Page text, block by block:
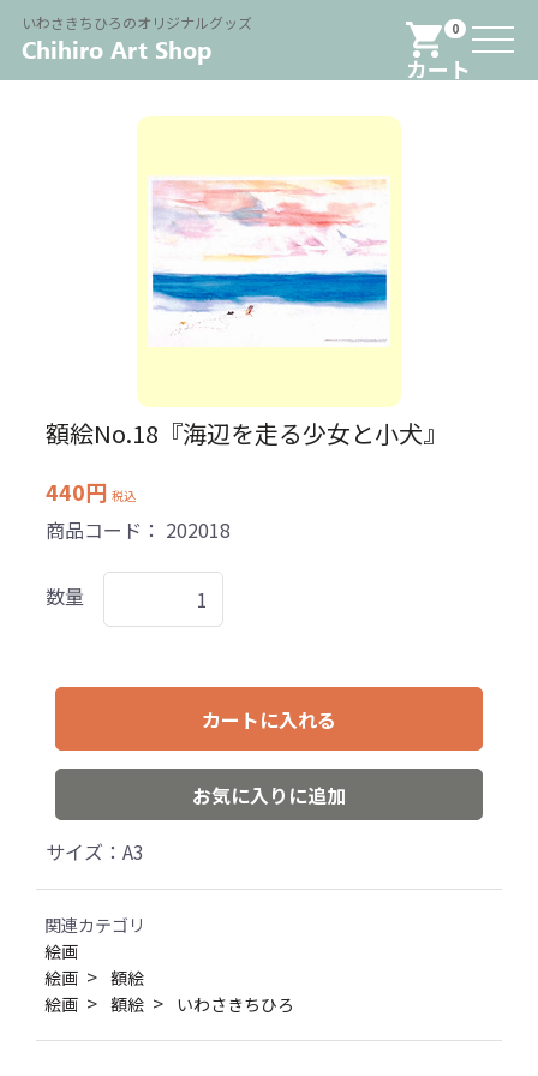
0
カート
いわさきちひろのオリジナルグッズ Menu
額絵No.18『海辺を走る少女と小犬』
440円 税込
商品コード： 202018
数量
カートに入れる
お気に入りに追加
サイズ：A3
関連カテゴリ
絵画
絵画
額絵
絵画
額絵 いわさきちひろ